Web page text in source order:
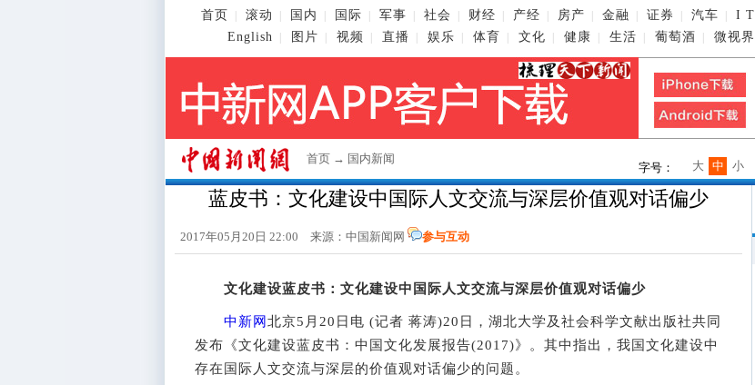
首页 滚动 国内 国际 军事 社会 财经 产经 房产 金融 证券 汽车 I T
English
图片 视频 直播 娱乐 体育 文化 健康 生活 葡萄酒 微视界
首页 → 国内新闻
字号： 小
中
大
蓝皮书：文化建设中国际人文交流与深层价值观对话偏少
2017年05月20日 22:00 来源： 中国新闻网 参与互动
文化建设蓝皮书：文化建设中国际人文交流与深层价值观对话偏少
中新网 北京5月20日电 (记者 蒋涛)20日，湖北大学及社会科学文献出版社共同
发布《文化建设蓝皮书：中国文化发展报告(2017)》。其中指出，我国文化建设中
存在国际人文交流与深层的价值观对话偏少的问题。